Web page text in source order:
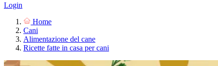
Login
Home
Cani
Alimentazione del cane
Ricette fatte in casa per cani